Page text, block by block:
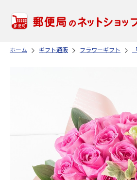
ホーム ギフト通販 フラワーギフト